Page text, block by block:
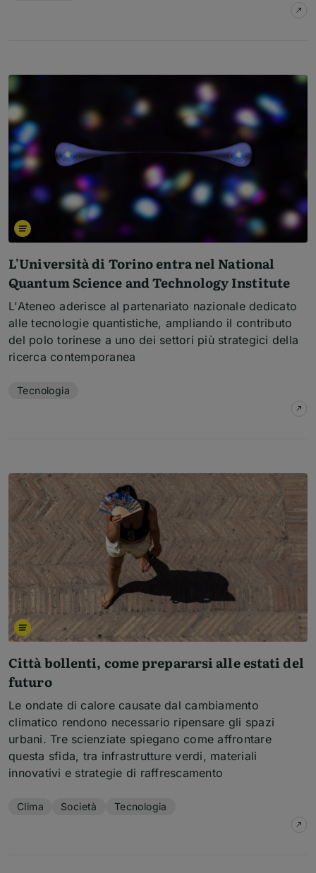
su
L'Università di Torino entra nel National
Quantum Science and Technology Institute
L'Ateneo aderisce al partenariato nazionale dedicato
alle tecnologie quantistiche, ampliando il contributo
del polo torinese a uno dei settori più strategici della
ricerca contemporanea
Tecnologia
su
Città bollenti, come prepararsi alle estati del
futuro
Le ondate di calore causate dal cambiamento
climatico rendono necessario ripensare gli spazi
urbani. Tre scienziate spiegano come affrontare
questa sfida, tra infrastrutture verdi, materiali
innovativi e strategie di raffrescamento
Clima Società Tecnologia
su